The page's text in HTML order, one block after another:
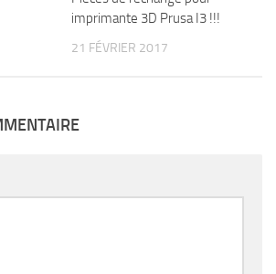
imprimante 3D Prusa I3 !!!
21 FÉVRIER 2017